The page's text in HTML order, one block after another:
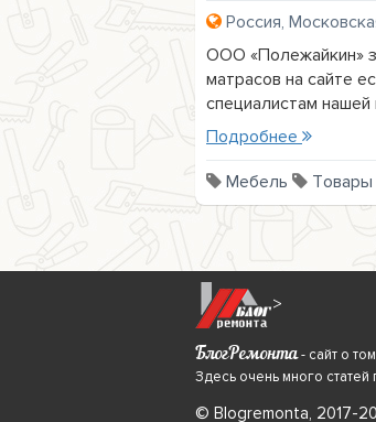
Россия,
ООО «Полежайкин»
матрасов на сайте
специалистам нашей
Подробнее
Мебель Товары
>
БлогРемонта- сайт о
Здесь очень много
© Blogremonta, 2017-